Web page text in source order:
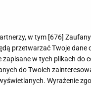
w tym [676]
przetwarzać Twoje dane
zapisane w tych plikach do
do Twoich
Wyrażenie